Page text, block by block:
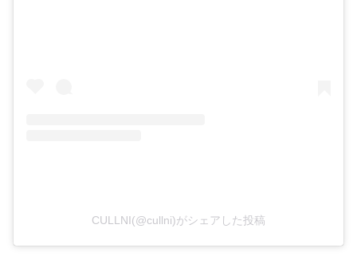
CULLNI(@cullni)がシェアした投稿